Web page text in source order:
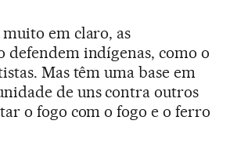
em claro, as
defendem indígenas, como o
Mas têm uma base em
de uns contra outros
o fogo com o fogo e o ferro